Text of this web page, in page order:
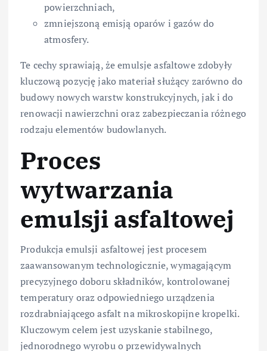
powierzchniach,
zmniejszoną emisją oparów i gazów do
atmosfery.
Te cechy sprawiają, że emulsje asfaltowe zdobyły
kluczową pozycję jako materiał służący zarówno do
budowy nowych warstw konstrukcyjnych, jak i do
renowacji nawierzchni oraz zabezpieczania różnego
rodzaju elementów budowlanych.
Proces
wytwarzania
emulsji asfaltowej
Produkcja emulsji asfaltowej jest procesem
zaawansowanym technologicznie, wymagającym
precyzyjnego doboru składników, kontrolowanej
temperatury oraz odpowiedniego urządzenia
rozdrabniającego asfalt na mikroskopijne kropelki.
Kluczowym celem jest uzyskanie stabilnego,
jednorodnego wyrobu o przewidywalnych